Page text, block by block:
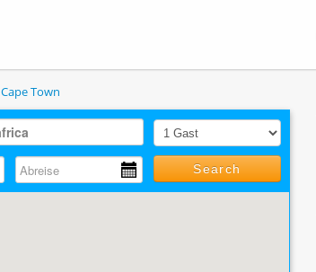
Cape Town
Search